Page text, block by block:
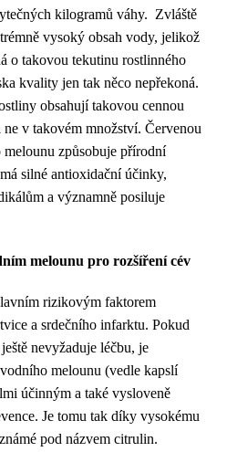
kilogramů váhy. Zvláště
vysoký obsah vody, jelikož
o takovou tekutinu rostlinného
kvality jen tak něco nepřekoná.
obsahují takovou cennou
v takovém množství. Červenou
způsobuje přírodní
silné antioxidační účinky,
a významně posiluje
melounu pro rozšíření cév
rizikovým faktorem
a srdečního infarktu. Pokud
nevyžaduje léčbu, je
melounu (vedle kapslí
účinným a také vysloveně
Je tomu tak díky vysokému
pod názvem citrulin.